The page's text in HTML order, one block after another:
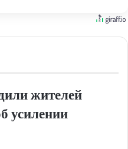
жителей
усилении